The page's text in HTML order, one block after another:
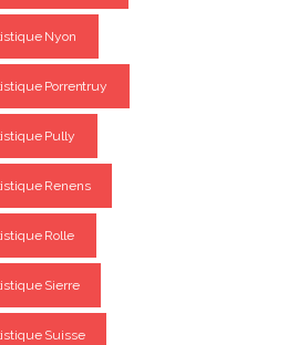
Nyon
Porrentruy
Pully
Renens
Rolle
Sierre
Suisse